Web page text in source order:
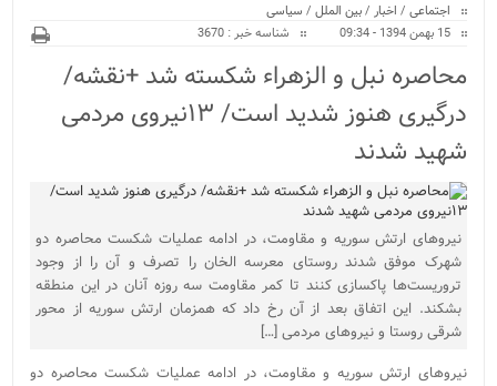
اجتماعی / اخبار /بین الملل / سیاسی
15 بهمن 1394 - 09:34
شناسه خبر : 3670
محاصره نبل و الزهراء شکسته شد +نقشه‌/
درگیری هنوز شدید است/ ۱۳نیروی مردمی
شهید شدند
نیروهای ارتش سوریه و مقاومت، در ادامه عملیات شکست محاصره دو
شهرک موفق شدند روستای معرسه الخان را تصرف و آن را از وجود
تروریست‌ها پاکسازی کنند تا کمر مقاومت سه روزه آنان در این منطقه
بشکند. این اتفاق بعد از آن رخ داد که همزمان ارتش سوریه از محور
شرقی روستا و نیروهای مردمی […]
نیروهای ارتش سوریه و مقاومت، در ادامه عملیات شکست محاصره دو